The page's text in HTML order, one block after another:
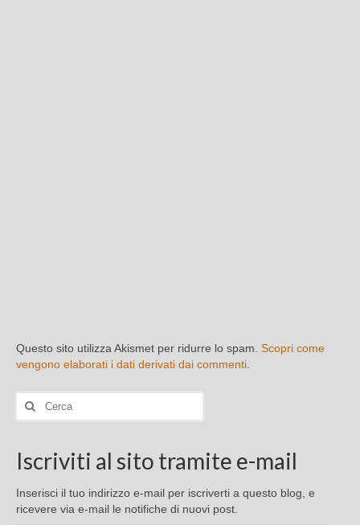
Questo sito utilizza Akismet per ridurre lo spam. Scopri come
vengono elaborati i dati derivati dai commenti
Cerca:
Iscriviti al sito tramite e-mail
Inserisci il tuo indirizzo e-mail per iscriverti a questo blog, e
ricevere via e-mail le notifiche di nuovi post.